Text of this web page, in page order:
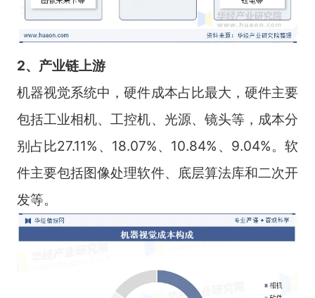
2、产业链上游
机器视觉系统中，硬件成本占比最大，硬件主要
包括工业相机、工控机、光源、镜头等，成本分
别占比27.11%、18.07%、10.84%、9.04%。软
件主要包括图像处理软件、底层算法库和二次开
发等。